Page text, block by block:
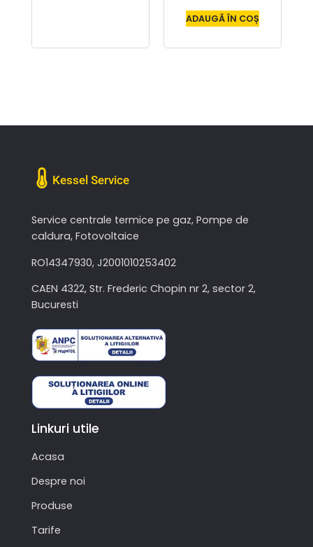
ADAUGĂ ÎN COȘ
Kessel Service
Service centrale termice pe gaz, Pompe de
caldura, Fotovoltaice
RO14347930, J2001010253402
CAEN 4322, Str. Frederic Chopin nr 2, sector 2,
Bucuresti
Linkuri utile
Acasa
Despre noi
Produse
Tarife